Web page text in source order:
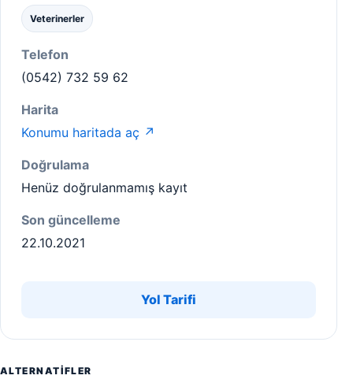
Veterinerler
Telefon
(0542) 732 59 62
Harita
Konumu haritada aç ↗
Doğrulama
Henüz doğrulanmamış kayıt
Son güncelleme
22.10.2021
Yol Tarifi
ALTERNATIFLER